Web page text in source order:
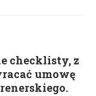
checklisty, z
umowę